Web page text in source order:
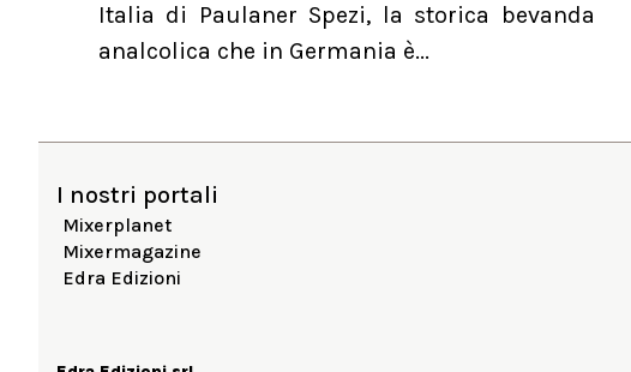
Italia di Paulaner Spezi, la storica bevanda
analcolica che in Germania è...
I nostri portali
Mixerplanet
Mixermagazine
Edra Edizioni